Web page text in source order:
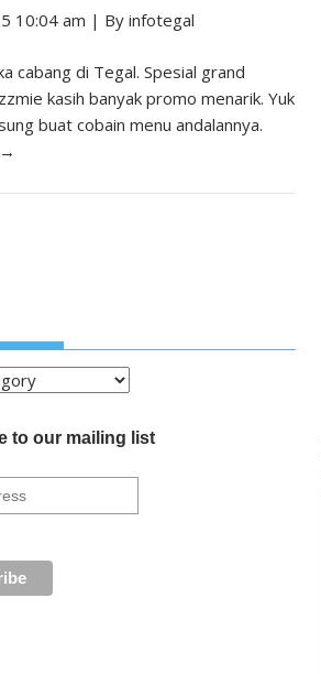
10:04 am | By infotegal
cabang di Tegal. Spesial grand
kasih banyak promo menarik. Yuk
buat cobain menu andalannya.
to our mailing list